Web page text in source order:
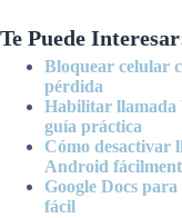
Te Puede
Bloquear celular
pérdida
Habilitar
guía práctica
Cómo desactivar
Android
Google Docs
fácil